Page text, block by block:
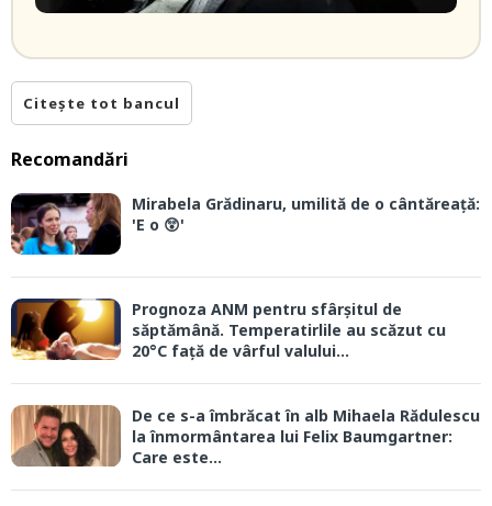
Citește tot bancul
Recomandări
Mirabela Grădinaru, umilită de o cântăreață:
'E o 😲'
Prognoza ANM pentru sfârșitul de
săptămână. Temperatirlile au scăzut cu
20°C față de vârful valului...
De ce s-a îmbrăcat în alb Mihaela Rădulescu
la înmormântarea lui Felix Baumgartner:
Care este...